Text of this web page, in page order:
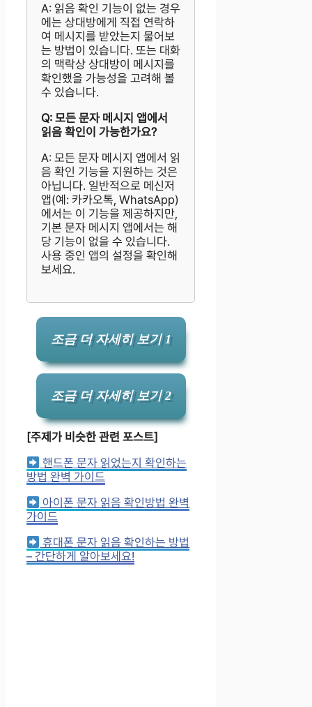
A: 읽음 확인 기능이 없는 경우
에는 상대방에게 직접 연락하
여 메시지를 받았는지 물어보
는 방법이 있습니다. 또는 대화
의 맥락상 상대방이 메시지를
확인했을 가능성을 고려해 볼
수 있습니다.
Q: 모든 문자 메시지 앱에서
읽음 확인이 가능한가요?
A: 모든 문자 메시지 앱에서 읽
음 확인 기능을 지원하는 것은
아닙니다. 일반적으로 메신저
앱(예: 카카오톡, WhatsApp)
에서는 이 기능을 제공하지만,
기본 문자 메시지 앱에서는 해
당 기능이 없을 수 있습니다.
사용 중인 앱의 설정을 확인해
보세요.
조금 더 자세히 보기 1
조금 더 자세히 보기 2
[주제가 비슷한 관련 포스트]
핸드폰 문자 읽었는지 확인하는
방법 완벽 가이드
아이폰 문자 읽음 확인방법 완벽
가이드
휴대폰 문자 읽음 확인하는 방법
– 간단하게 알아보세요!